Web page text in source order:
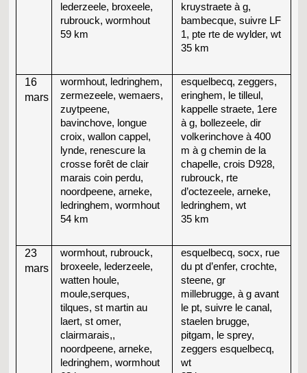
lederzeele, broxeele,
rubrouck, wormhout
59 km
kruystraete à g,
bambecque, suivre LF
1, pte rte de wylder, wt
35 km
16
mars
wormhout, ledringhem,
zermezeele, wemaers,
zuytpeene,
bavinchove, longue
croix, wallon cappel,
lynde, renescure la
crosse forêt de clair
marais coin perdu,
noordpeene, arneke,
ledringhem, wormhout
54 km
esquelbecq, zeggers,
eringhem, le tilleul,
kappelle straete, 1ere
à g, bollezeele, dir
volkerinchove à 400
m à g chemin de la
chapelle, crois D928,
rubrouck, rte
d’octezeele, arneke,
ledringhem, wt
35 km
23
mars
wormhout, rubrouck,
broxeele, lederzeele,
watten houle,
moule,serques,
tilques, st martin au
laert, st omer,
clairmarais,,
noordpeene, arneke,
ledringhem, wormhout
esquelbecq, socx, rue
du pt d’enfer, crochte,
steene, gr
millebrugge, à g avant
le pt, suivre le canal,
staelen brugge,
pitgam, le sprey,
zeggers esquelbecq,
wt